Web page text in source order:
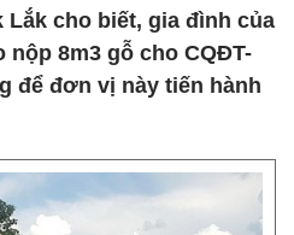
cho biết, gia đình của
8m3 gỗ cho CQĐT-
để đơn vị này tiến hành